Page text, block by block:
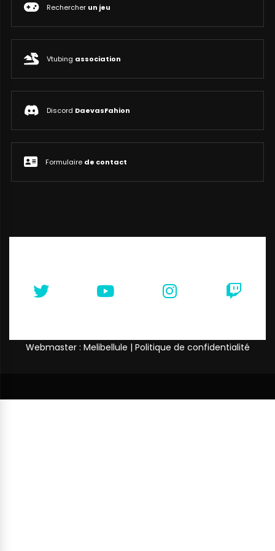
Rechercher un jeu
Vtubing association
Discord DaevasFahion
Formulaire de contact
Webmaster : Melibellule | Politique de confidentialité